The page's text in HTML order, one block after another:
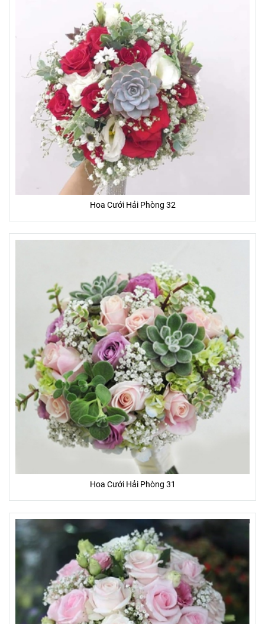
Hoa Cưới Hải Phòng 32
Hoa Cưới Hải Phòng 31